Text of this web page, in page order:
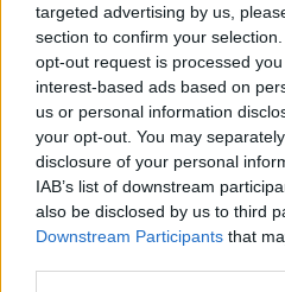
targeted advertising by us,
section to confirm your
opt-out request is processed
interest-based ads based on
us or personal information
your opt-out. You may
disclosure of your personal
IAB’s list of downstream
also be disclosed by us to third
Downstream Participants that